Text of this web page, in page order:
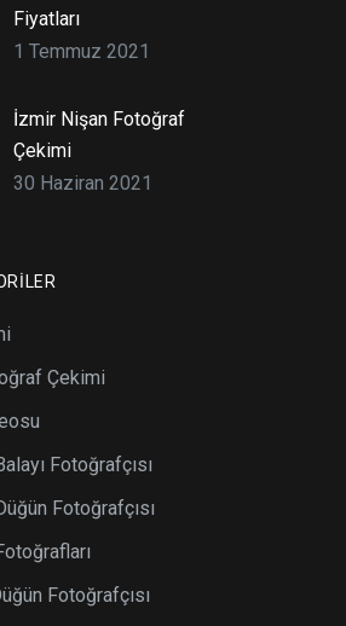
Fiyatları
1 Temmuz 2021
İzmir Nişan Fotoğraf
Çekimi
30 Haziran 2021
Çekimi
Fotoğrafçısı
Fotoğrafçısı
Fotoğrafçısı